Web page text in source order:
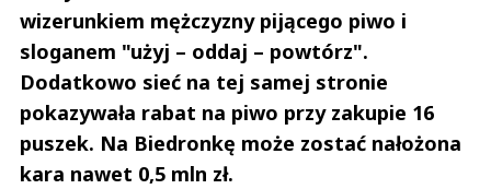
wizerunkiem mężczyzny pijącego piwo i
sloganem "użyj – oddaj – powtórz".
Dodatkowo sieć na tej samej stronie
pokazywała rabat na piwo przy zakupie 16
puszek. Na Biedronkę może zostać nałożona
kara nawet 0,5 mln zł.